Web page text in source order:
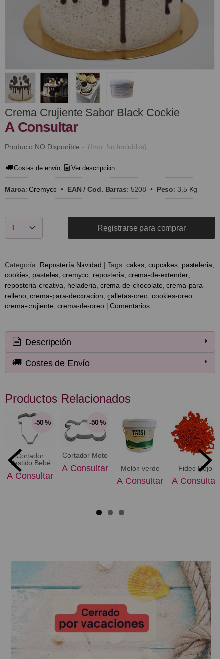
​Crema Crujiente Sabor Black Cookie
A Consultar
Producto NO Disponible - (Imp. No Incluidos)
Costes de envío Ver descripción
Marca: Cremyco • EAN / Cod. Barras: 5208 • Peso: 3,5 Kg
Registrarse para comprar
Categoría: Repostería Navidad | Tags: cakes cupcakes pasteleria
cookies pasteles cremyco reposteria crema-de-extender
reposteria-creativa
heladeria crema-de-chocolate crema-para-
relleno crema-para-decoracion galletas-oreo cookies-oreo
crema-crujiente crema-de-oreo | Comentarios
Descripción
Costes de Envío
Productos Relacionados
-50 %
Cortador
Vestido Bebé
A Consultar
-50 %
Cortador Moto
A Consultar Melón verde
A Consultar
Fideo Rojo
A Consultar